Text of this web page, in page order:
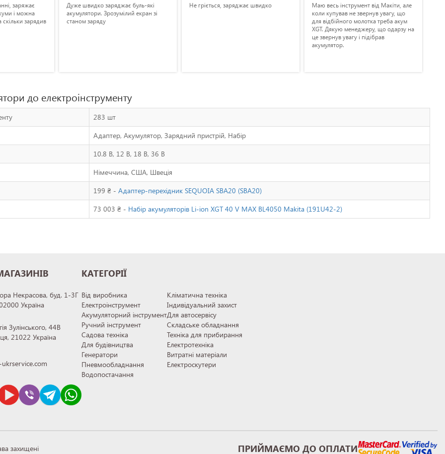
заряжає
і можна
зарядив
Дуже швидко заряджає буль-які
акумулятори. Зрозумілий екран зі
станом заряду
Не гріється, заряджає швидко
Маю весь інструмент від Макіти, але
коли купував не звернув увагу, що
для відбійного молотка треба акум
XGT. Дякую менеджеру, що одарзу на
це звернув увагу і підібрав
акумулятор.
до електроінструменту
283 шт
Адаптер, Акумулятор, Зарядний пристрій, Набір
10.8 В, 12 В, 18 В, 36 В
Німеччина, США, Швеція
199 ₴ - Адаптер-перехідник SEQUOIA SBA20 (SBA20)
73 003 ₴ - Набір акумуляторів Li-ion XGT 40 V MAX BL4050 Makita (191U42-2)
Некрасова, буд. 1-3Г
Україна
Зулінського, 44В
21022 Україна
КАТЕГОРІЇ
Від виробника
Електроінструмент
Акумуляторний інструмент
Ручний інструмент
Садова техніка
Для будівництва
Генератори
Пневмообладнання
Водопостачання
Кліматична техніка
Індивідуальний захист
Для автосервісу
Складське обладнання
Техніка для прибирання
Електротехніка
Витратні матеріали
Електроскутери
захищені ПРИЙМАЄМО ДО ОПЛАТИ